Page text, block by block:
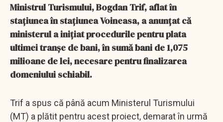
Ministrul Turismului, Bogdan Trif, aflat în
stațiunea în staţiunea Voineasa, a anunţat că
ministerul a iniţiat procedurile pentru plata
ultimei tranşe de bani, în sumă bani de 1,075
milioane de lei, necesare pentru finalizarea
domeniului schiabil.
Trif a spus că până acum Ministerul Turismului
(MT) a plătit pentru acest proiect, demarat în urmă